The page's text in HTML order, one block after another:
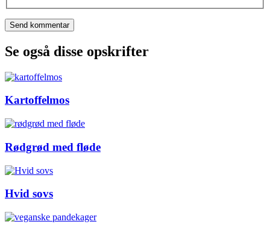
Se også disse opskrifter
Kartoffelmos
Rødgrød med fløde
Hvid sovs